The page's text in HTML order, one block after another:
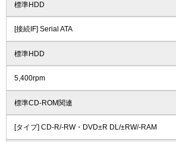
標準HDD
[接続IF] Serial ATA
標準HDD
5,400rpm
標準CD-ROM関連
[タイプ] CD-R/-RW・DVD±R DL/±RW/-RAM